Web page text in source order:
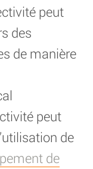
peut
des
de manière
peut
de
de